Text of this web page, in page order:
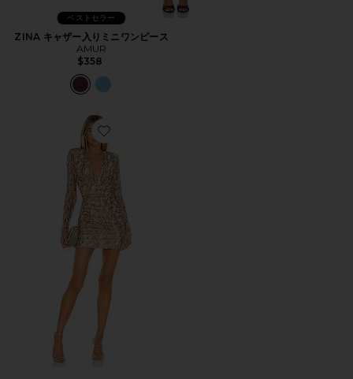
ベストセラー
ZINA キャザー入りミニワンピース
AMUR
$358
Favorite ANTONELLA ミニドレス